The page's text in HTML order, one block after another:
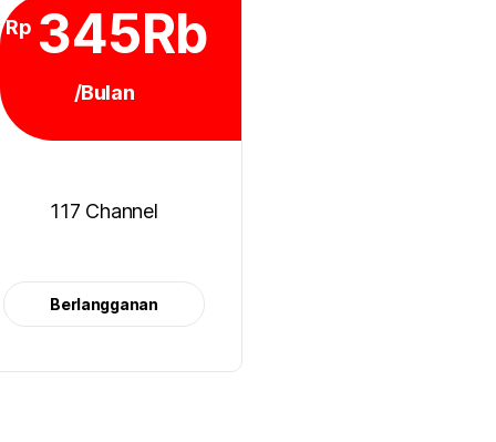
Rp 345Rb
/Bulan
117 Channel
Berlangganan